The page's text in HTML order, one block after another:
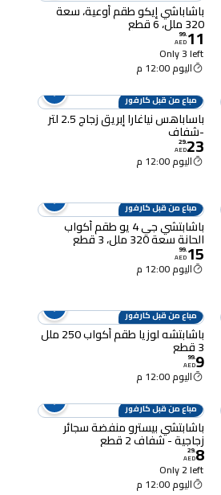
باشاباشي إيكو طقم أوعية، سعة
320 ملل، 6 قطع
11
.
99
AED
Only 3 left
اليوم 12:00 م
مباع من قبل كارفور
باساباهس نياغارا إبريق زجاج 2.5 لتر
-شفاف
23
.
29
AED
اليوم 12:00 م
مباع من قبل كارفور
باشابتشي جي 4 يو طقم أكواب
الحانة سعة 320 ملل، 3 قطع
15
.
99
AED
اليوم 12:00 م
مباع من قبل كارفور
باشابتشه لوزيا طقم أكواب 250 ملل
3 قطع
9
.
99
AED
اليوم 12:00 م
مباع من قبل كارفور
باشابتشي بيسترو منفضة سجائر
زجاجية - شفاف 2 قطع
8
.
29
AED
Only 2 left
اليوم 12:00 م